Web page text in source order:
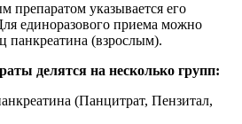
препаратом указывается его
единоразового приема можно
панкреатина (взрослым).
делятся на несколько групп:
(Панцитрат, Пензитал,